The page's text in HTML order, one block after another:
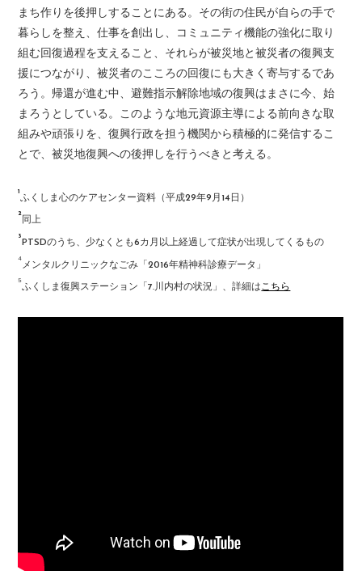
まち作りを後押しすることにある。その街の住民が自らの手で
暮らしを整え、仕事を創出し、コミュニティ機能の強化に取り
組む回復過程を支えること、それらが被災地と被災者の復興支
援につながり、被災者のこころの回復にも大きく寄与するであ
ろう。帰還が進む中、避難指示解除地域の復興はまさに今、始
まろうとしている。このような地元資源主導による前向きな取
組みや頑張りを、復興行政を担う機関から積極的に発信するこ
とで、被災地復興への後押しを行うべきと考える。
¹ふくしま心のケアセンター資料（平成29年9月14日）
² 同上
³PTSDのうち、少なくとも6カ月以上経過して症状が出現してくるもの
⁴ メンタルクリニックなごみ「2016年精神科診療データ」
⁵ふくしま復興ステーション「7.川内村の状況」、詳細はこちら